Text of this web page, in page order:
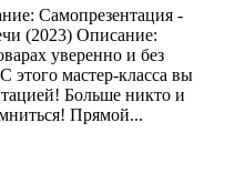
Самопрезентация -
(2023) Описание:
уверенно и без
этого мастер-класса вы
Больше никто и
Прямой...